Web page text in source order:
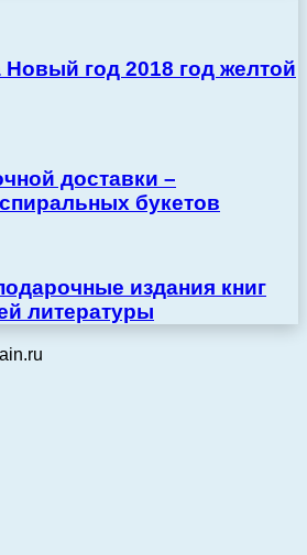
Новый год 2018 год желтой
доставки –
букетов
издания книг
литературы